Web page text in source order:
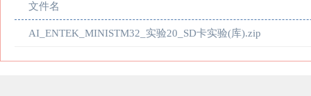
文件名
AI_ENTEK_MINISTM32_实验20_SD卡实验(库).zip